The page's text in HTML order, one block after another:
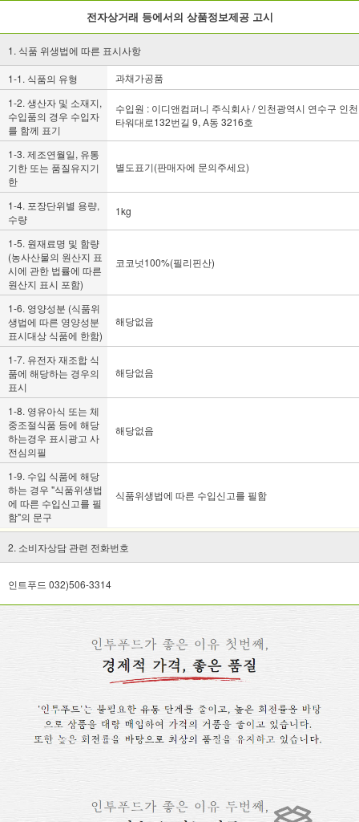
전자상거래 등에서의 상품정보제공 고시
1. 식품 위생법에 따른 표시사항
1-1. 식품의 유형
과채가공품
1-2. 생산자 및 소재지,
수입품의 경우 수입자
를 함께 표기
수입원 : 이디앤컴퍼니 주식회사 / 인천광역시 연수구 인천
타워대로132번길 9, A동 3216호
1-3. 제조연월일, 유통
기한 또는 품질유지기
한
별도표기(판매자에 문의주세요)
1-4. 포장단위별 용량,
수량
1kg
1-5. 원재료명 및 함량
(농사산물의 원산지 표
시에 관한 법률에 따른
원산지 표시 포함)
코코넛100%(필리핀산)
1-6. 영양성분 (식품위
생법에 따른 영양성분
표시대상 식품에 한함)
해당없음
1-7. 유전자 재조합 식
품에 해당하는 경우의
표시
해당없음
1-8. 영유아식 또는 체
중조절식품 등에 해당
하는경우 표시광고 사
전심의필
해당없음
1-9. 수입 식품에 해당
하는 경우 "식품위생법
에 따른 수입신고를 필
함"의 문구
식품위생법에 따른 수입신고를 필함
2. 소비자상담 관련 전화번호
인트푸드 032)506-3314